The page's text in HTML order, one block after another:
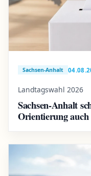
Sachsen-Anhalt
Landtagswahl 2026
Sachsen-Anhalt
Orientierung